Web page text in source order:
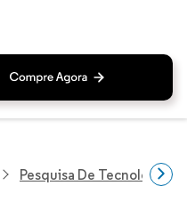
Pesquisa De Tecnologia,